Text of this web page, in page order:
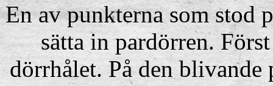
En av punkterna som stod
sätta in pardörren.
dörrhålet. På den